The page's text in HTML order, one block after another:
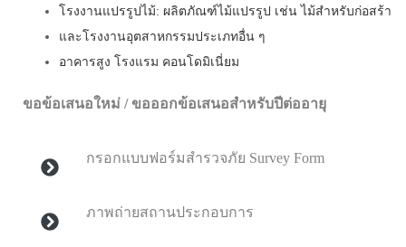
โรงงานแปรรูปไม้: ผลิตภัณฑ์ไม้แปรรูป เช่น ไม้สำหรับก่อสร้าง
และโรงงานอุตสาหกรรมประเภทอื่น ๆ
อาคารสูง โรงแรม คอนโดมิเนี่ยม
ขอข้อเสนอใหม่ / ขอออกข้อเสนอสำหรับปีต่ออายุ
กรอกแบบฟอร์มสำรวจภัย Survey Form
ภาพถ่ายสถานประกอบการ